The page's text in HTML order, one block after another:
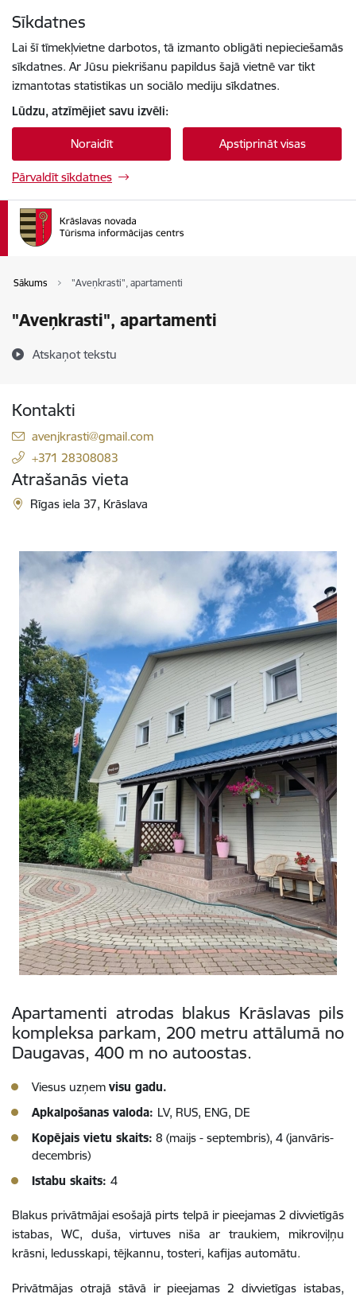
Sīkdatnes
Lai šī tīmekļvietne darbotos, tā izmanto obligāti nepieciešamās
sīkdatnes. Ar Jūsu piekrišanu papildus šajā vietnē var tikt
izmantotas statistikas un sociālo mediju sīkdatnes.
Lūdzu, atzīmējiet savu izvēli:
Noraidīt Apstiprināt visas
Pārvaldīt sīkdatnes
Sākums "Aveņkrasti", apartamenti
"Aveņkrasti", apartamenti
Atskaņot tekstu
Kontakti
E-pasts:
avenjkrasti@gmail.com
+371 28308083
Atrašanās vieta
Rīgas iela 37, Krāslava
Apartamenti atrodas blakus Krāslavas pils
kompleksa parkam, 200 metru attālumā no
Daugavas, 400 m no autoostas.
Viesus uzņem visu gadu.
Apkalpošanas valoda: LV, RUS, ENG, DE
Kopējais vietu skaits: 8 (maijs - septembris), 4 (janvāris-
decembris)
Istabu skaits: 4
Blakus privātmājai esošajā pirts telpā ir pieejamas 2 divvietīgās
istabas, WC, duša, virtuves niša ar traukiem, mikroviļņu
krāsni, ledusskapi, tējkannu, tosteri, kafijas automātu.
Privātmājas otrajā stāvā ir pieejamas 2 divvietīgas istabas,